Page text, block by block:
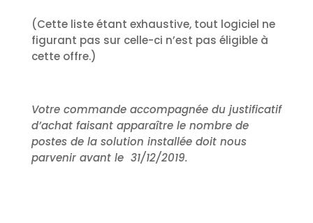
(Cette liste étant exhaustive, tout logiciel ne
figurant pas sur celle-ci n’est pas éligible à
cette offre.)
Votre commande accompagnée du justificatif
d’achat faisant apparaître le nombre de
postes de la solution installée doit nous
parvenir avant le 31/12/2019.